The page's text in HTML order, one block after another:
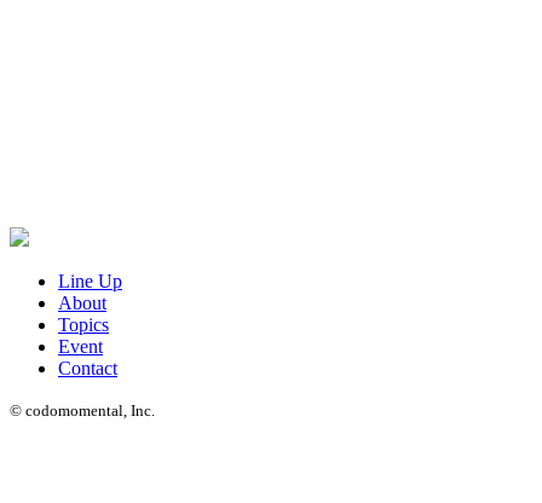
Line Up
About
Topics
Event
Contact
© codomomental, Inc.